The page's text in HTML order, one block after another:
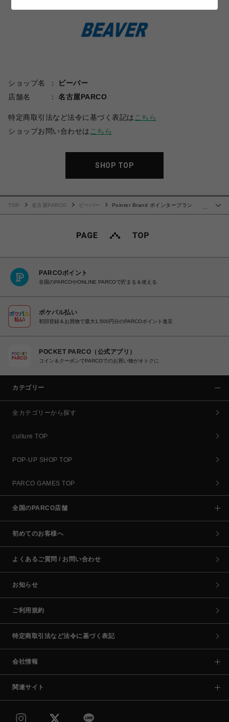
ショップ名
ビーバー
店舗名
名古屋PARCO
特定商取引法など法令に基づく表記は こちら
ショップお問い合わせは こちら
SHOP TOP
…
TOP 名古屋PARCO ビーバー
Pointer Brand ポインターブラン
PARCOポイント
全国のPARCOやONLINE PARCOで貯まる＆使える
ポケパル払い
初回登録＆お買物で最大1,500円分のPARCOポイント進呈
POCKET PARCO（公式アプリ）
コイン＆クーポンでPARCOでのお買い物がオトクに
カテゴリー
全カテゴリーから探す
culture TOP
POP-UP SHOP TOP
PARCO GAMES TOP
全国のPARCO店舗
初めてのお客様へ
よくあるご質問 / お問い合わせ
お知らせ
ご利用規約
特定商取引法など法令に基づく表記
会社情報
関連サイト